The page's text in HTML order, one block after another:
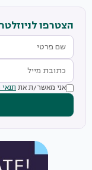
הצטרפו
אני מאשר/ת את